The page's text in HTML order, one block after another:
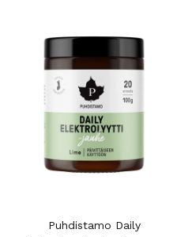
Puhdistamo Daily